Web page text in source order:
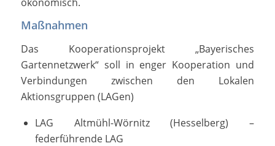
Maßnahmen
Das Kooperationsprojekt „Bayerisches
Gartennetzwerk“ soll in enger Kooperation und
Verbindungen zwischen den Lokalen
Aktionsgruppen (LAGen)
LAG Altmühl-Wörnitz (Hesselberg) –
federführende LAG